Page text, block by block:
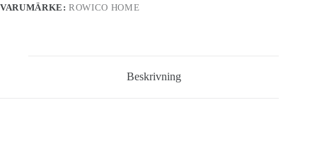
VARUMÄRKE:ROWICO HOME
Beskrivning